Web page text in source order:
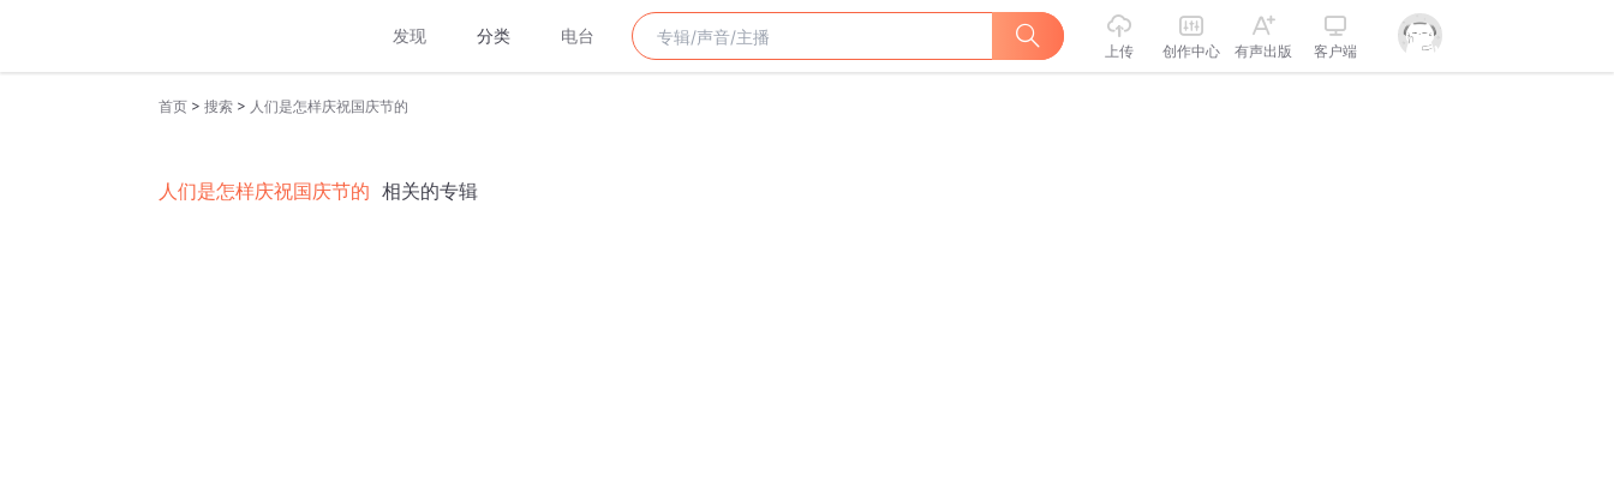
发现 分类 电台
上传 创作中心 有声出版 客户端
首页 > 搜索 > 人们是怎样庆祝国庆节的
人们是怎样庆祝国庆节的 相关的专辑